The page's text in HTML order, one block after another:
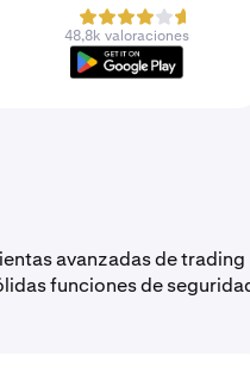
48,8k valoraciones
avanzadas de trading
funciones de